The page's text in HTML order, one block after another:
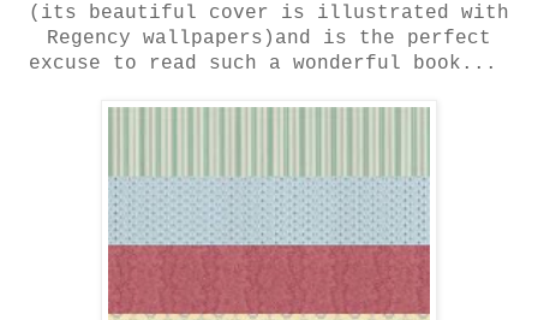
(its beautiful cover is illustrated with
Regency wallpapers)and is the perfect
excuse to read such a wonderful book...